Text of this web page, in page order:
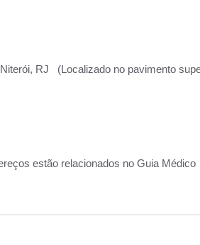
RJ (Localizado no pavimento
estão relacionados no Guia Médico